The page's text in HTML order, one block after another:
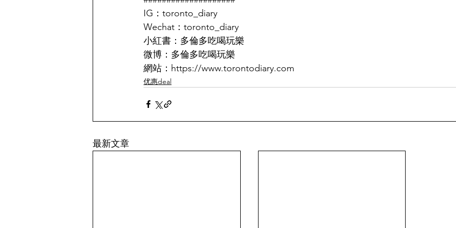
IG：toronto_diary
Wechat：toronto_diary
小紅書：多倫多吃喝玩樂
微博：多倫多吃喝玩樂
網站：https://www.torontodiary.com
优惠deal
最新文章